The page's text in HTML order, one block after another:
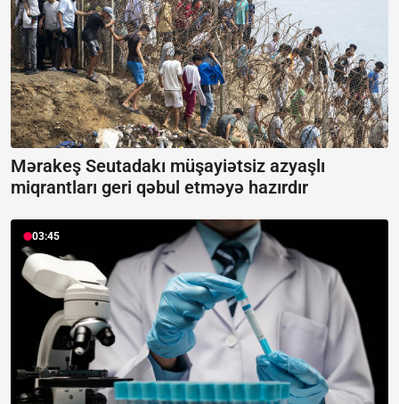
Mərakeş Seutadakı müşayiətsiz azyaşlı
miqrantları geri qəbul etməyə hazırdır
03:45